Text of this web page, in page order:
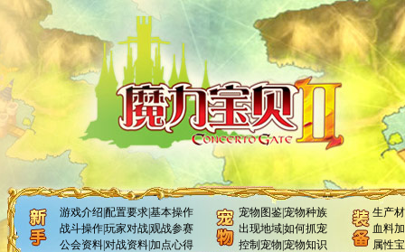
游戏介绍 配置要求|基本操作
战斗操作|玩家对战|观战参赛
公会资料|对战资料|加点心得
宠物图鉴|宠物种族
出现地域|如何抓宠
控制宠物 宠物知识
生产
血料
属性